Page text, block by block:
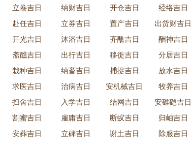
立卷吉日 纳财吉日 开仓吉日
经络吉日
赴任吉日 立券吉日 置产吉日
出货财吉日
开光吉日 沐浴吉日 齐醮吉日
酬神吉日
斋醮吉日 出行吉日 移徙吉日
分居吉日
栽种吉日 纳畜吉日 捕捉吉日
放水吉日
求医吉日 治病吉日 安机械吉日
牧养吉日
扫舍吉日 入学吉日 结网吉日
安碓硙吉日
割蜜吉日 雇庸吉日 断蚁吉日
归岫吉日
安葬吉日 立碑吉日 谢土吉日
除服吉日